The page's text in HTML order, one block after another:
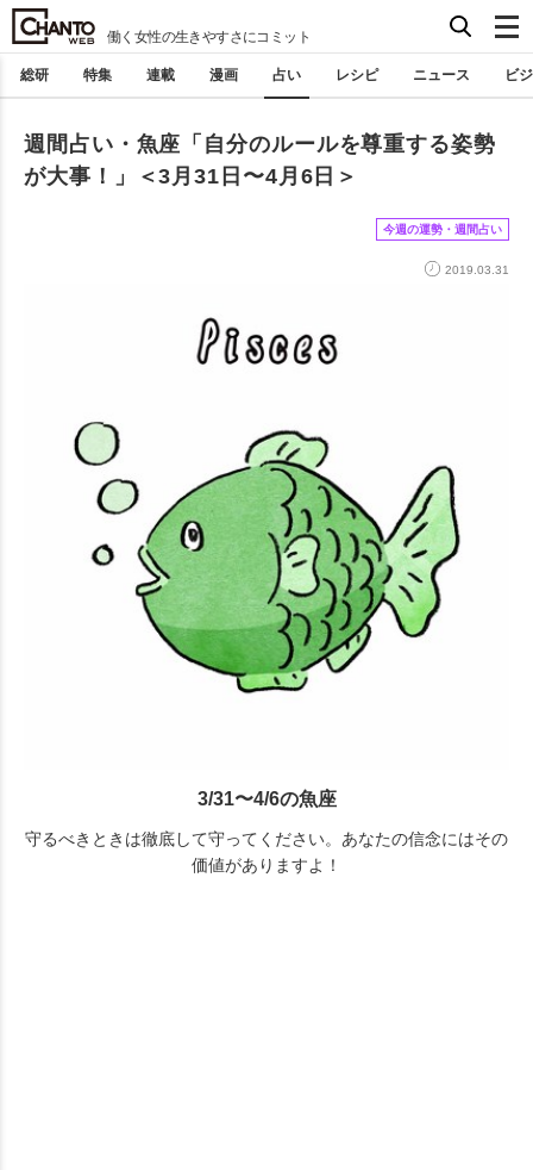
働く女性の生きやすさにコミット
総研 特集 連載 漫画 占い レシピ ニュース ビ
週間占い・魚座「自分のルールを尊重する姿勢
が大事！」＜3月31日〜4月6日＞
今週の運勢・週間占い
2019.03.31
3/31〜4/6の魚座
守るべきときは徹底して守ってください。あなたの信念にはその
価値がありますよ！